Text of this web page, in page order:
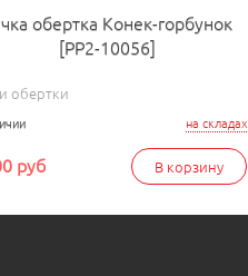
обертка Конек-горбунок
[РР2-10056]
обертки
на складах
В корзину
руб